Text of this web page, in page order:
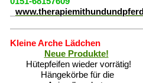
Kleine Arche Lädchen
Neue Produkte!
Hütepfeifen wieder vorrätig!
Hängekörbe für die